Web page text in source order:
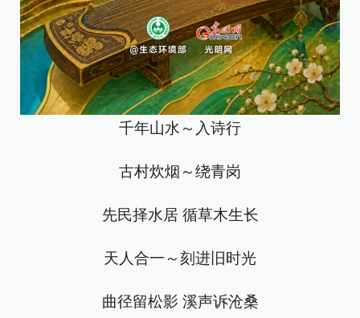
千年山水～入诗行
古村炊烟～绕青岗
先民择水居 循草木生长
天人合一～刻进旧时光
曲径留松影 溪声诉沧桑